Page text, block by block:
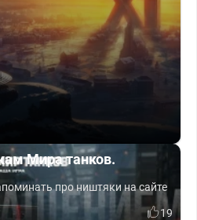
Мира танков.
про ништяки на сайте
19